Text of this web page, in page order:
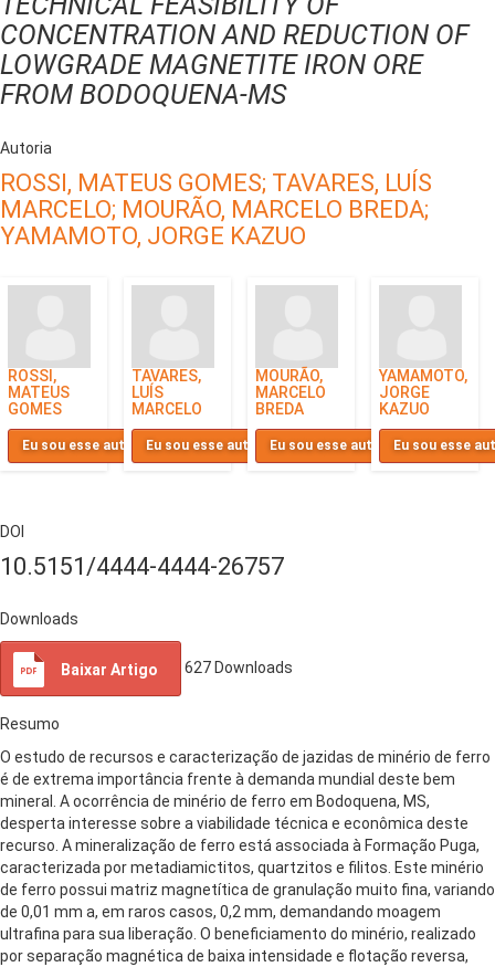
CONCENTRATION AND REDUCTION OF
LOWGRADE MAGNETITE IRON ORE
FROM BODOQUENA-MS
Autoria
ROSSI, MATEUS GOMES; TAVARES, LUÍS
MARCELO; MOURÃO, MARCELO BREDA;
YAMAMOTO, JORGE KAZUO
ROSSI,
MATEUS
GOMES
Eu sou esse autor
TAVARES,
LUÍS
MARCELO
Eu sou esse autor
MOURÃO,
MARCELO
BREDA
Eu sou esse autor
YAMAMOTO,
JORGE
KAZUO
Eu sou esse
DOI
10.5151/4444-4444-26757
Downloads
Baixar Artigo 627Downloads
Resumo
O estudo de recursos e caracterização de jazidas de minério de ferro
é de extrema importância frente à demanda mundial deste bem
mineral. A ocorrência de minério de ferro em Bodoquena, MS,
desperta interesse sobre a viabilidade técnica e econômica deste
recurso. A mineralização de ferro está associada à Formação Puga,
caracterizada por metadiamictitos, quartzitos e filitos. Este minério
de ferro possui matriz magnetítica de granulação muito fina, variando
de 0,01 mm a, em raros casos, 0,2 mm, demandando moagem
ultrafina para sua liberação. O beneficiamento do minério, realizado
por separação magnética de baixa intensidade e flotação reversa,